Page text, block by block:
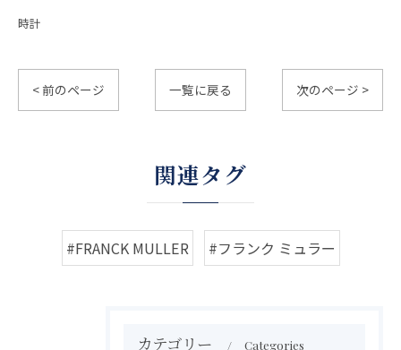
時計
< 前のページ 一覧に戻る 次のページ >
関連タグ
#FRANCK MULLER #フランク ミュラー
カテゴリー Categories